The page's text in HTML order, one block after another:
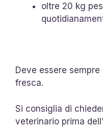
oltre 20 kg
Deve essere sempre
fresca.
Si consiglia di
veterinario prima